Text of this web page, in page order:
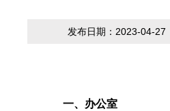
发布日期：2023-04-27
一、 办公室